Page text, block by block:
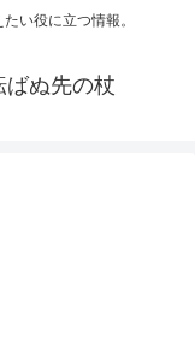
い役に立つ情報。
ばぬ先の杖